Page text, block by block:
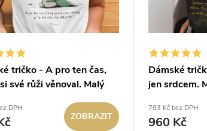
tričko - A pro ten čas,
své růži věnoval. Malý
DPH
ZOBRAZIT
Dámské
jen srdcem.
793 Kč bez DPH
960 Kč